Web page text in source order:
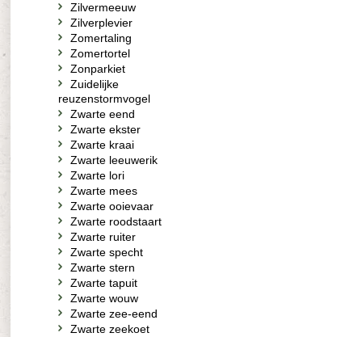
Zilvermeeuw
Zilverplevier
Zomertaling
Zomertortel
Zonparkiet
Zuidelijke
reuzenstormvogel
Zwarte eend
Zwarte ekster
Zwarte kraai
Zwarte leeuwerik
Zwarte lori
Zwarte mees
Zwarte ooievaar
Zwarte roodstaart
Zwarte ruiter
Zwarte specht
Zwarte stern
Zwarte tapuit
Zwarte wouw
Zwarte zee-eend
Zwarte zeekoet